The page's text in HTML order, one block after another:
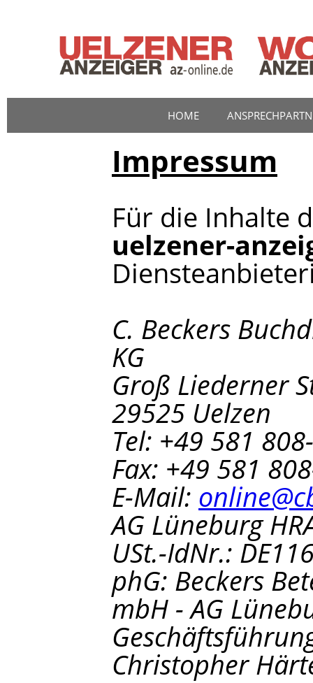
HOME
Impressum
Für die Inhalte
uelzener-
C. Beckers
KG
Groß Liederner
29525 Uelzen
Tel: +49 581
Fax: +49 581
E-Mail:
AG Lüneburg
USt.-IdNr.:
phG: Beckers
mbH - AG
Christopher